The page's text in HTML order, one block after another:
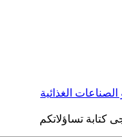
الغذائية
كتابة تساؤلاتكم